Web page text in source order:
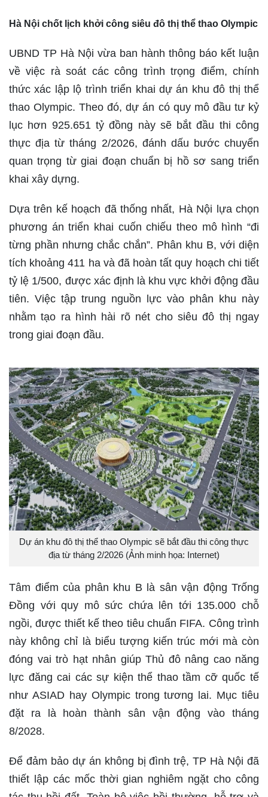
Hà Nội chốt lịch khởi công siêu đô thị thể thao Olympic
UBND TP Hà Nội vừa ban hành thông báo kết luận
về việc rà soát các công trình trọng điểm, chính
thức xác lập lộ trình triển khai dự án khu đô thị thể
thao Olympic. Theo đó, dự án có quy mô đầu tư kỷ
lục hơn 925.651 tỷ đồng này sẽ bắt đầu thi công
thực địa từ tháng 2/2026, đánh dấu bước chuyển
quan trọng từ giai đoạn chuẩn bị hồ sơ sang triển
khai xây dựng.
Dựa trên kế hoạch đã thống nhất, Hà Nội lựa chọn
phương án triển khai cuốn chiếu theo mô hình “đi
từng phần nhưng chắc chắn”. Phân khu B, với diện
tích khoảng 411 ha và đã hoàn tất quy hoạch chi tiết
tỷ lệ 1/500, được xác định là khu vực khởi động đầu
tiên. Việc tập trung nguồn lực vào phân khu này
nhằm tạo ra hình hài rõ nét cho siêu đô thị ngay
trong giai đoạn đầu.
Dự án khu đô thị thể thao Olympic sẽ bắt đầu thi công thực
địa từ tháng 2/2026 (Ảnh minh họa: Internet)
Tâm điểm của phân khu B là sân vận động Trống
Đồng với quy mô sức chứa lên tới 135.000 chỗ
ngồi, được thiết kế theo tiêu chuẩn FIFA. Công trình
này không chỉ là biểu tượng kiến trúc mới mà còn
đóng vai trò hạt nhân giúp Thủ đô nâng cao năng
lực đăng cai các sự kiện thể thao tầm cỡ quốc tế
như ASIAD hay Olympic trong tương lai. Mục tiêu
đặt ra là hoàn thành sân vận động vào tháng
8/2028.
Để đảm bảo dự án không bị đình trệ, TP Hà Nội đã
thiết lập các mốc thời gian nghiêm ngặt cho công